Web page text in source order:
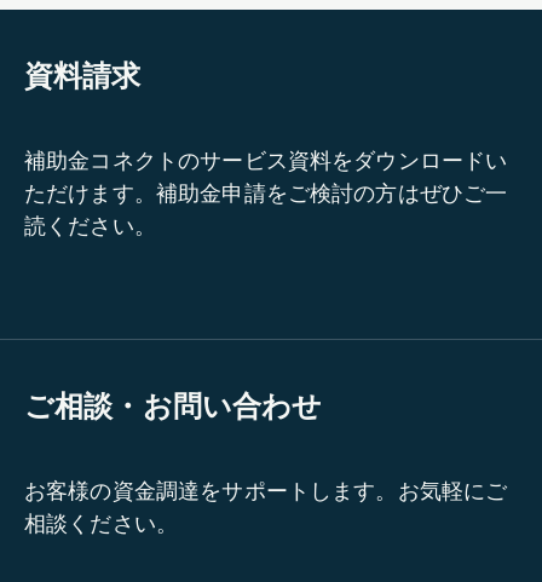
資料請求
補助金コネクトのサービス資料をダウンロードい
ただけます。補助金申請をご検討の方はぜひご一
読ください。
ご相談・お問い合わせ
お客様の資金調達をサポートします。お気軽にご
相談ください。